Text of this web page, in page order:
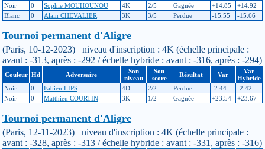
Noir
0 Sophie MOUHOUNOU 4K 2/5 Gagnée +14.85
+14.92
Blanc
0 Alain CHEVALIER 3K 3/5 Perdue -15.55 -15.66
Tournoi permanent d'Aligre
(Paris, 10-12-2023) niveau d'inscription : 4K (échelle principale :
avant : -313, après : -292 / échelle hybride : avant : -316, après : -294)
Couleur Hd Adversaire
Son
niveau
Son
score
Résultat Var
Var
Hybride
Noir
0 Fabien LIPS 4D 2/2 Perdue -2.44
-2.42
Noir
0 Matthieu COURTIN 3K 1/2 Gagnée +23.54 +23.67
Tournoi permanent d'Aligre
(Paris, 12-11-2023) niveau d'inscription : 4K (échelle principale :
avant : -328, après : -313 / échelle hybride : avant : -331, après : -316)